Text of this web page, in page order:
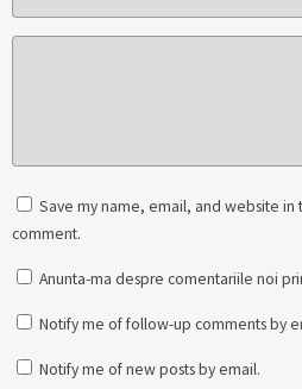
Save my name, email, and website in
comment.
Anunta-ma despre comentariile noi
Notify me of follow-up comments by
Notify me of new posts by email.